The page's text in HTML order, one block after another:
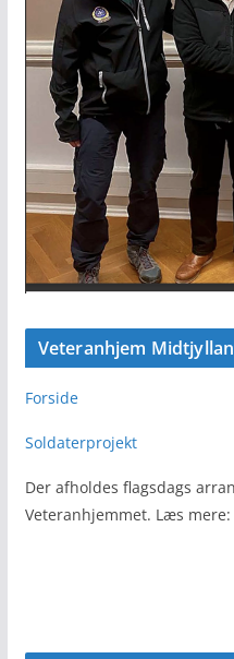
Veteranhjem
Forside
Soldaterprojekt
Der afholdes flagsdags
Veteranhjemmet. Læs mere: